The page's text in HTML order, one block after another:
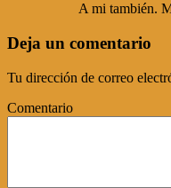
A mi también.
Deja un comentario
Tu dirección de correo
Comentario